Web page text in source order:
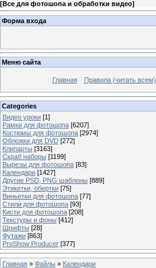
[Все для фотошопа и обработки видео]
Форма входа
Меню сайта
Главная Правила (читать всем)
Categories
Видео уроки [1]
Рамки для фотошопа [6207]
Костюмы для фотошопа [2974]
Обложки для DVD [272]
Клипарты [3163]
Скраб наборы [1199]
Вырезы для фотошопа [83]
Календари [1427]
Другие PSD, PNG шаблоны [889]
Этикетки, обертки [75]
Виньетки для фотошопа [77]
Стили для фотошопа [93]
Кисти для фотошопа [208]
Текстуры и фоны [412]
Шрифты [28]
Футажи [863]
ProShow Producer [377]
Главная » Файлы » Календари